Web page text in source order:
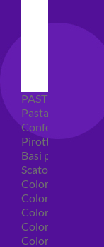
PASTICCERIA
Pasta di
Confetti
Pirottini
Basi polistirolo
Scatole per torte
Coloranti
Coloranti
Colorante
Coloranti
Coloranti liquidi